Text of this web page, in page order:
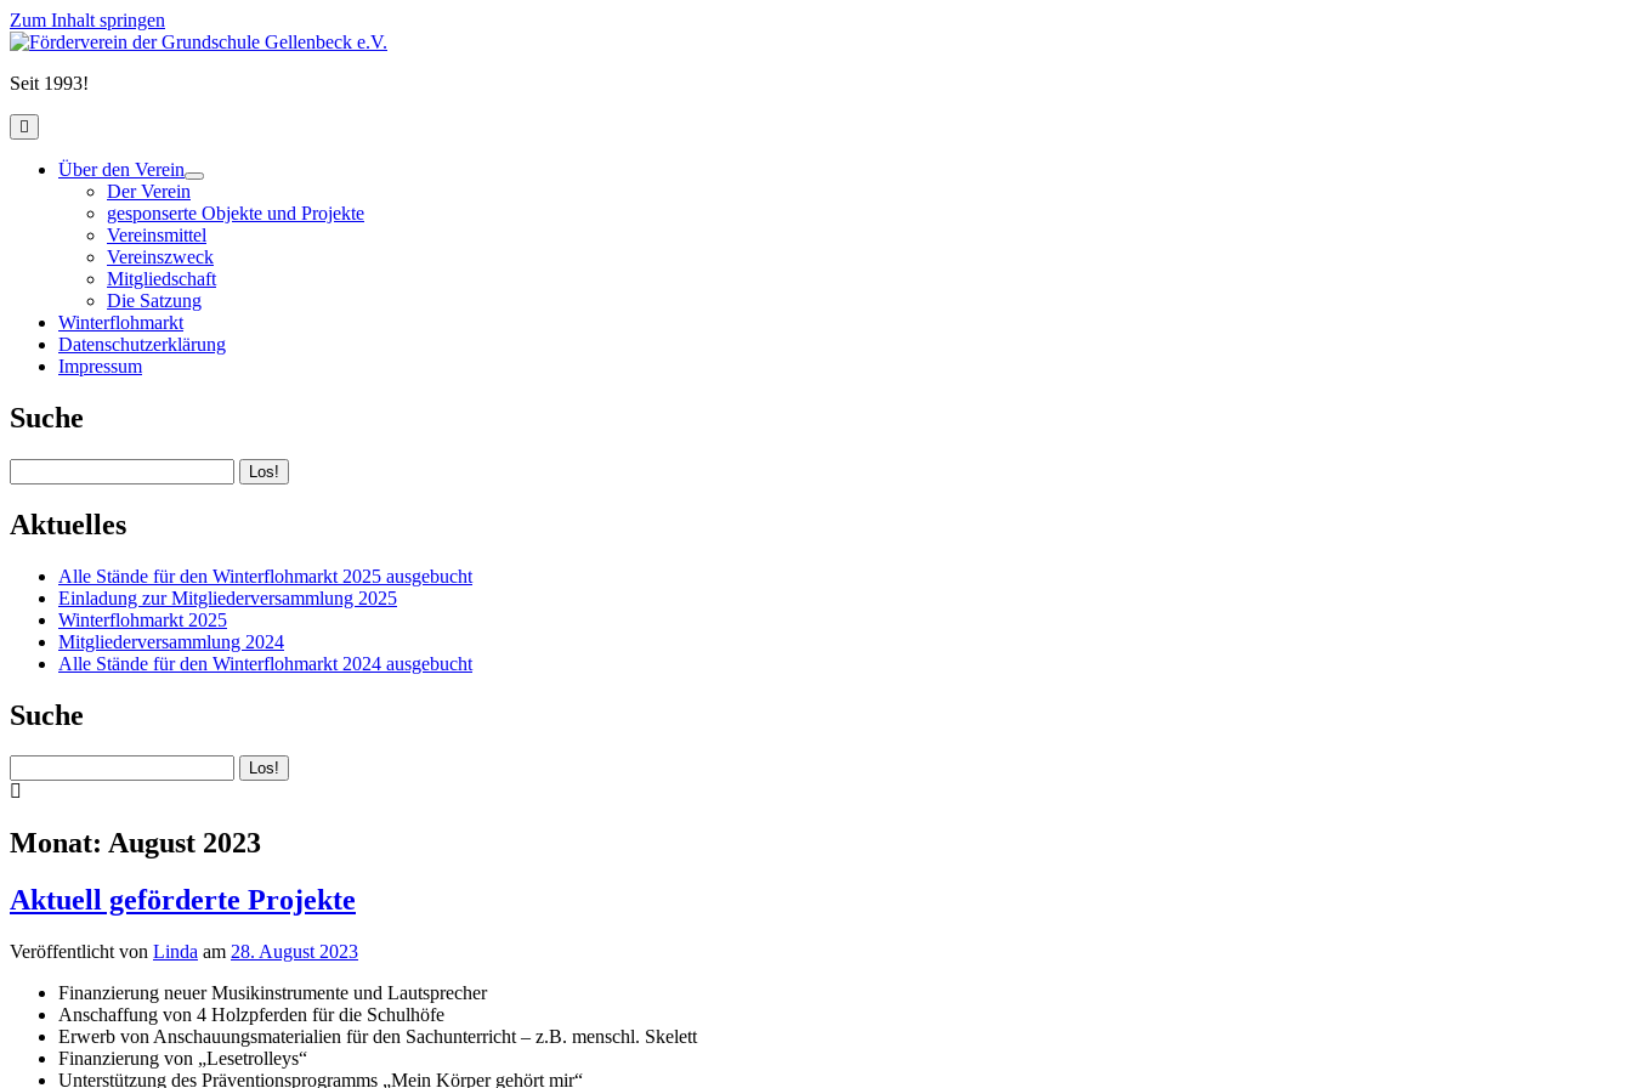
Zum Inhalt springen
Förderverein
Grundschule
e.V.
Seit 1993!
open
primary
Über den Verein
open
child
menu
Der Verein
gesponserte Objekte und Projekte
Vereinsmittel
Vereinszweck
Mitgliedschaft
Die Satzung
Winterflohmarkt
Datenschutzerklärung
Impressum
Sidebar
Suche
Aktuelles
Alle Stände für den Winterflohmarkt 2025 ausgebucht
Einladung zur Mitgliederversammlung 2025
Winterflohmarkt 2025
Mitgliederversammlung 2024
Alle Stände für den Winterflohmarkt 2024 ausgebucht
Suche
Monat: August 2023
Aktuell geförderte Projekte
Veröffentlicht von Linda am 28. August 2023
Finanzierung neuer Musikinstrumente und Lautsprecher
Anschaffung von 4 Holzpferden für die Schulhöfe
Erwerb von Anschauungsmaterialien für den Sachunterricht – z.B. menschl. Skelett
Finanzierung von „Lesetrolleys“
Unterstützung des Präventionsprogramms „Mein Körper gehört mir“